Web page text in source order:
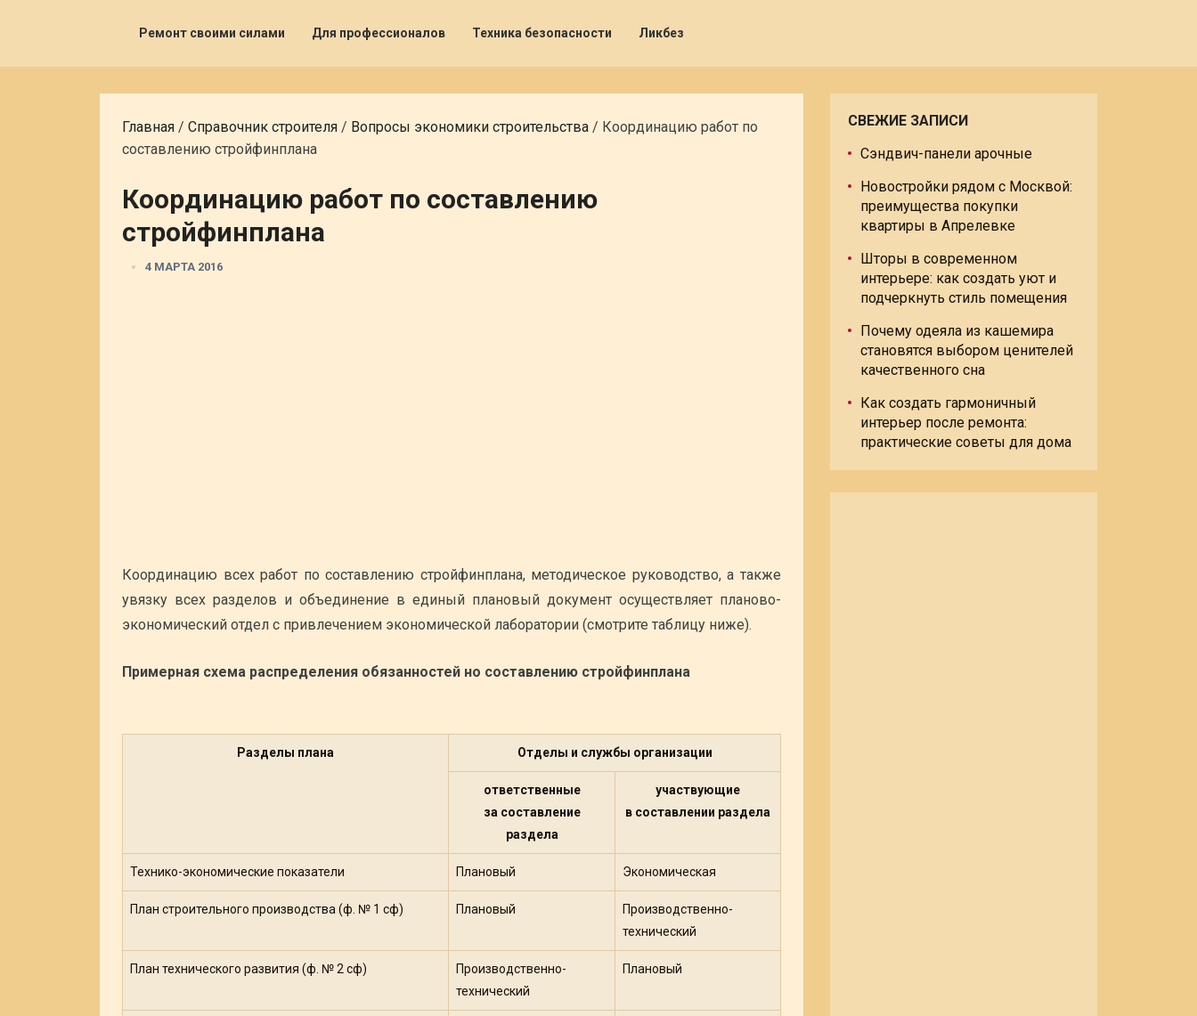
Ремонт своими силами Для профессионалов Техника безопасности Ликбез
Главная / Справочник строителя / Вопросы экономики строительства / Координацию работ по
составлению стройфинплана
Координацию работ по составлению
стройфинплана
4 МАРТА 2016
Координацию всех работ по составлению стройфинплана, методическое руководство, а также
увязку всех разделов и объединение в единый плановый документ осуществляет планово-
экономический отдел с привлечением экономической лаборатории (смотрите таблицу ниже).
Примерная схема распределения обязанностей но составлению стройфинплана
Разделы плана Отделы и службы организации
ответственные
за составление
раздела
участвующие
в составлении раздела
Технико-экономические показатели Плановый Экономическая
План строительного производства (ф. № 1 сф) Плановый
Производственно-
технический
План технического развития (ф. № 2 сф)
Производственно-
технический
Плановый
СВЕЖИЕ ЗАПИСИ
Сэндвич-панели арочные
Новостройки рядом с Москвой:
преимущества покупки
квартиры в Апрелевке
Шторы в современном
интерьере: как создать уют и
подчеркнуть стиль помещения
Почему одеяла из кашемира
становятся выбором ценителей
качественного сна
Как создать гармоничный
интерьер после ремонта:
практические советы для дома